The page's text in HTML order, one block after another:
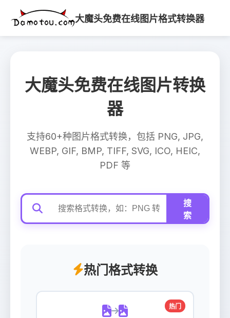
大魔头免费在线图片格式转换器
大魔头免费在线图片转换
器
支持60+种图片格式转换，包括 PNG, JPG,
WEBP, GIF, BMP, TIFF, SVG, ICO, HEIC,
PDF 等
搜
索
热门格式转换
热门